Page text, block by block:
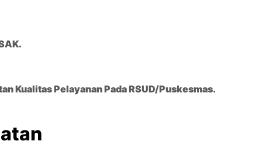
Kualitas Pelayanan Pada RSUD/Puskesmas.